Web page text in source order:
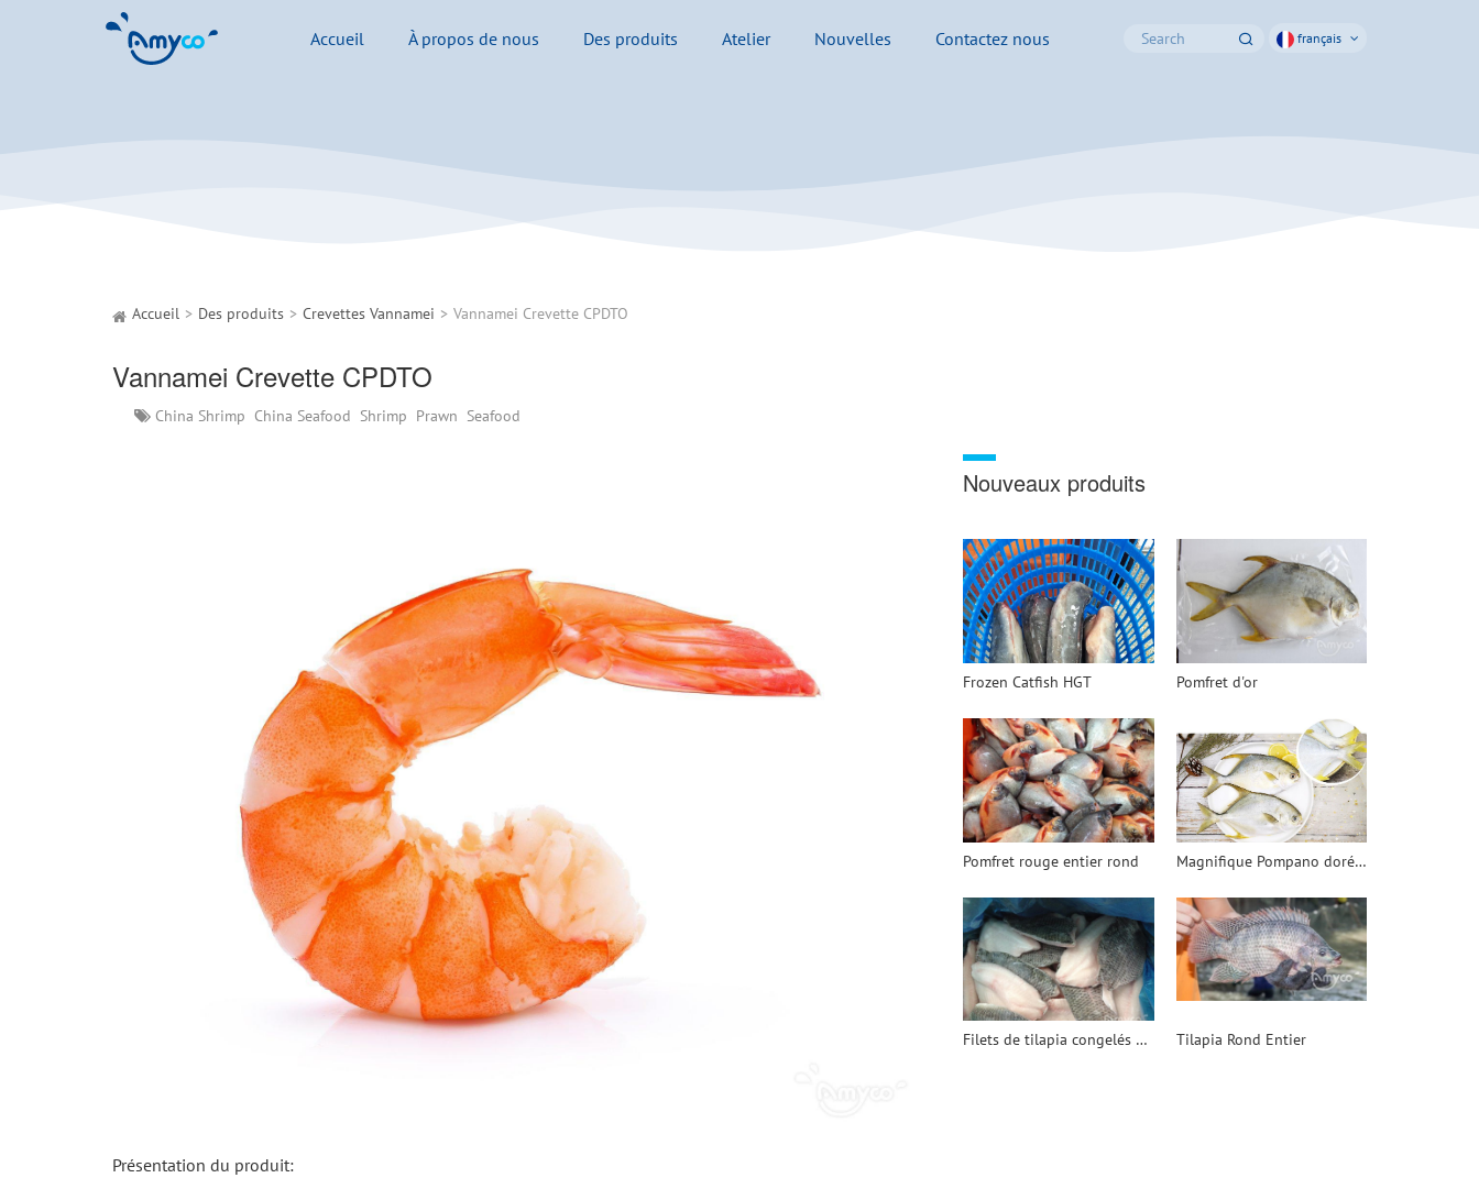
Accueil À propos de nous Des produits Atelier Nouvelles Contactez nous français
Accueil Des produits Crevettes Vannamei Vannamei Crevette CPDTO
Vannamei Crevette CPDTO
China Shrimp China Seafood Shrimp Prawn Seafood
Présentation du produit:
Nouveaux produits
Frozen Catfish HGT Pomfret d'or
Pomfret rouge entier rond Magnifique Pompano doré congelé
Filets de tilapia congelés avec peau Tilapia Rond Entier